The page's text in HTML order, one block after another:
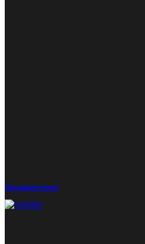
Uncategorized